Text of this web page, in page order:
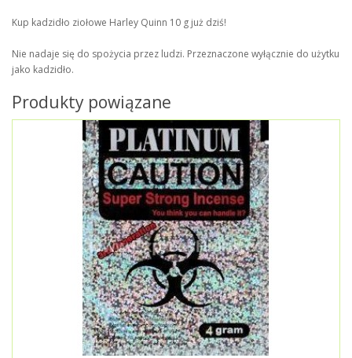
Kup kadzidło ziołowe Harley Quinn 10 g już dziś!
Nie nadaje się do spożycia przez ludzi. Przeznaczone wyłącznie do użytku
jako kadzidło.
Produkty powiązane